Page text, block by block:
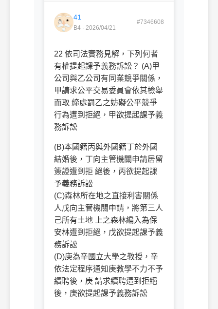
41
B4 · 2026/04/21
#7346608
22 依司法實務見解，下列何者
有權提起課予義務訴訟？ (A)甲
公司與乙公司有同業競爭關係，
甲請求公平交易委員會依其檢舉
而取 締處罰乙之妨礙公平競爭
行為遭到拒絕，甲欲提起課予義
務訴訟
(B)本國籍丙與外國籍丁於外國
結婚後，丁向主管機關申請居留
簽證遭到拒 絕後，丙欲提起課
予義務訴訟
(C)森林所在地之直接利害關係
人戊向主管機關申請，將第三人
己所有土地 上之森林編入為保
安林遭到拒絕，戊欲提起課予義
務訴訟
(D)庚為辛國立大學之教授，辛
依法定程序通知庚教學不力不予
續聘後，庚 請求續聘遭到拒絕
後，庚欲提起課予義務訴訟